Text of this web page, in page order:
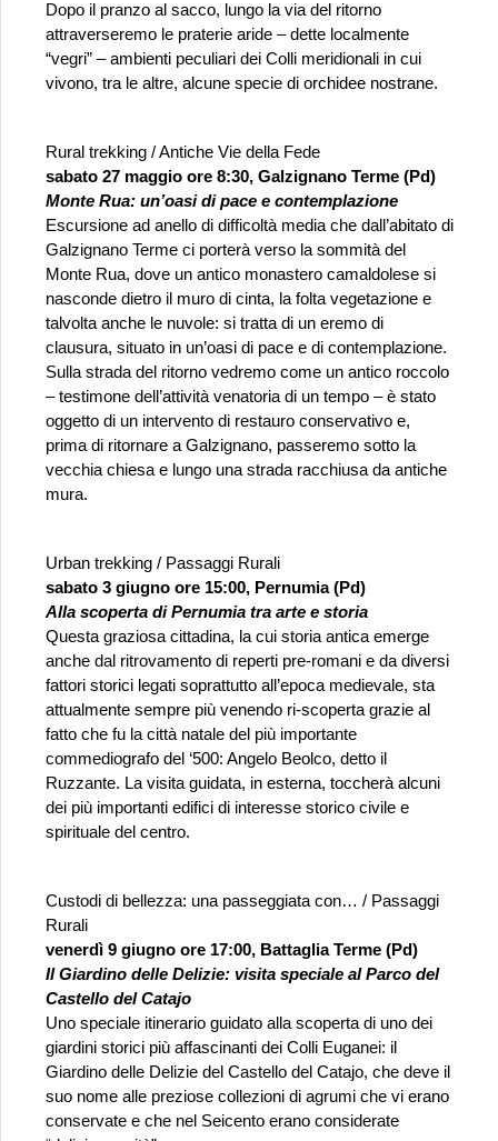
Dopo il pranzo al sacco, lungo la via del ritorno
attraverseremo le praterie aride – dette localmente
“vegri” – ambienti peculiari dei Colli meridionali in cui
vivono, tra le altre, alcune specie di orchidee nostrane.
Rural trekking / Antiche Vie della Fede
sabato 27 maggio ore 8:30, Galzignano Terme (Pd)
Monte Rua: un’oasi di pace e contemplazione
Escursione ad anello di difficoltà media che dall’abitato di
Galzignano Terme ci porterà verso la sommità del
Monte Rua, dove un antico monastero camaldolese si
nasconde dietro il muro di cinta, la folta vegetazione e
talvolta anche le nuvole: si tratta di un eremo di
clausura, situato in un’oasi di pace e di contemplazione.
Sulla strada del ritorno vedremo come un antico roccolo
– testimone dell’attività venatoria di un tempo – è stato
oggetto di un intervento di restauro conservativo e,
prima di ritornare a Galzignano, passeremo sotto la
vecchia chiesa e lungo una strada racchiusa da antiche
mura.
Urban trekking / Passaggi Rurali
sabato 3 giugno ore 15:00, Pernumia (Pd)
Alla scoperta di Pernumia tra arte e storia
Questa graziosa cittadina, la cui storia antica emerge
anche dal ritrovamento di reperti pre-romani e da diversi
fattori storici legati soprattutto all’epoca medievale, sta
attualmente sempre più venendo ri-scoperta grazie al
fatto che fu la città natale del più importante
commediografo del ‘500: Angelo Beolco, detto il
Ruzzante. La visita guidata, in esterna, toccherà alcuni
dei più importanti edifici di interesse storico civile e
spirituale del centro.
Custodi di bellezza: una passeggiata con… / Passaggi
Rurali
venerdì 9 giugno ore 17:00, Battaglia Terme (Pd)
Il Giardino delle Delizie: visita speciale al Parco del
Castello del Catajo
Uno speciale itinerario guidato alla scoperta di uno dei
giardini storici più affascinanti dei Colli Euganei: il
Giardino delle Delizie del Castello del Catajo, che deve il
suo nome alle preziose collezioni di agrumi che vi erano
conservate e che nel Seicento erano considerate